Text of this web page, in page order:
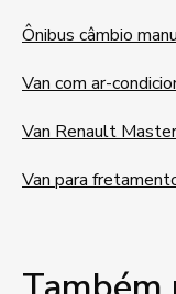
Ônibus câmbio
Van com ar-
Van Renault
Van para